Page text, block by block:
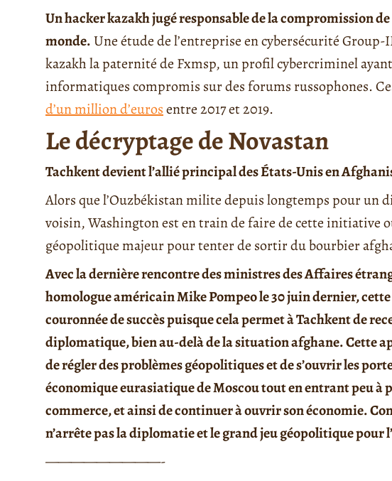
Un hacker kazakh jugé responsable de la compromission
monde.Une étude de l’entreprise en cybersécurité
kazakh la paternité de Fxmsp, un profil cybercriminel ayant
informatiques compromis sur des forums russophones.
d’un million d’eurosentre 2017 et 2019.
Le décryptage de Novastan
Tachkent devient l’allié principal des États-Unis en
Alors que l’Ouzbékistan milite depuis longtemps pour un
voisin, Washington est en train de faire de cette initiative
géopolitique majeur pour tenter de sortir du bourbier
Avec la dernière rencontre des ministres des Affaires
homologue américain Mike Pompeo le 30 juin dernier,
couronnée de succès puisque cela permet à Tachkent de
diplomatique, bien au-delà de la situation afghane. Cette
de régler des problèmes géopolitiques et de s’ouvrir les
économique eurasiatique de Moscou tout en entrant peu à
commerce, et ainsi de continuer à ouvrir son économie.
n’arrête pas la diplomatie et le grand jeu géopolitique pour
—————————-